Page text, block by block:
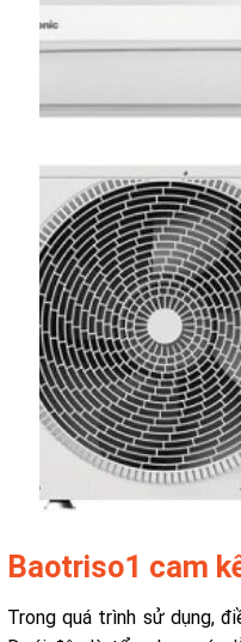
Baotriso1 cam
Trong quá trình sử dụng,